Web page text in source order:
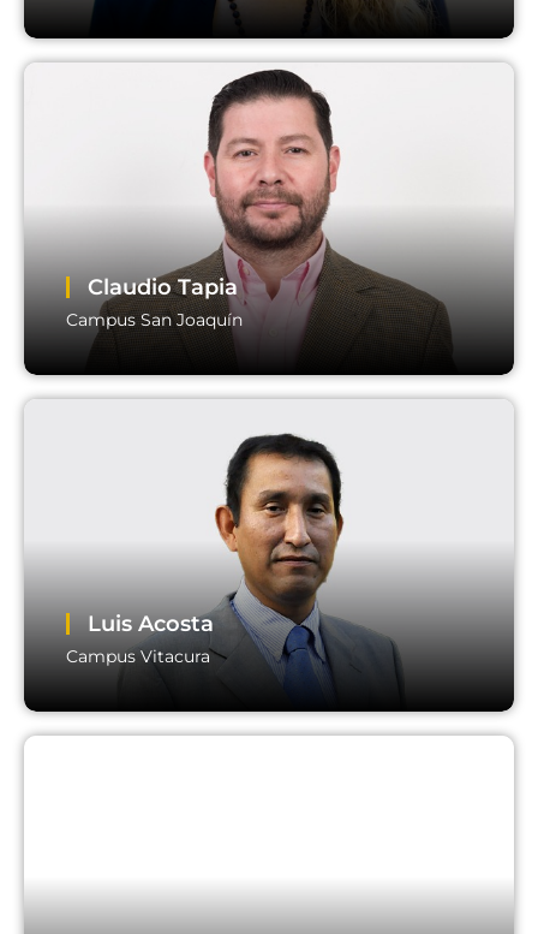
Macarena Gatica
Campus Casa Central Valparaíso
directoracademico.valparaiso@usm.cl
Claudio Tapia
Campus San Joaquín
directoracademico.sj@usm.cl
Luis Acosta
Campus Vitacura